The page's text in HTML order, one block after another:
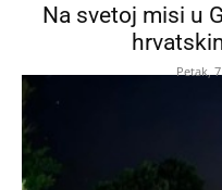
Na svetoj misi u
Petak,